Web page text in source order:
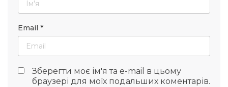
Email *
Зберегти моє ім'я та e-mail в цьому
браузері для моїх подальших коментарів.